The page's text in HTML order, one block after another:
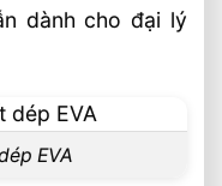
dành cho đại lý
EVA